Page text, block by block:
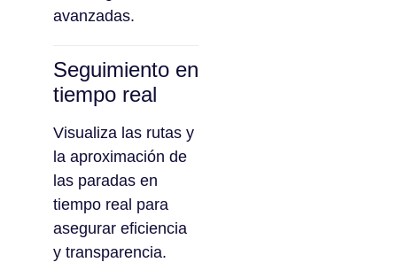
avanzadas.
Seguimiento en
tiempo real
Visualiza las rutas y
la aproximación de
las paradas en
tiempo real para
asegurar eficiencia
y transparencia.